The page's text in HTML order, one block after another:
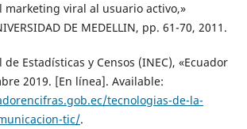
marketing viral al usuario activo,»
DE MEDELLIN, pp. 61-70, 2011.
Estadísticas y Censos (INEC), «Ecuador
2019. [En línea]. Available:
tecnologias-de-la-
tic/.